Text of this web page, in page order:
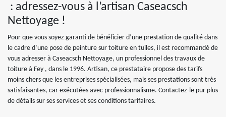
: adressez-vous à l’artisan Caseacsch
Nettoyage !
Pour que vous soyez garanti de bénéficier d’une prestation de qualité dans
le cadre d’une pose de peinture sur toiture en tuiles, il est recommandé de
vous adresser à Caseacsch Nettoyage, un professionnel des travaux de
toiture à Fey , dans le 1996. Artisan, ce prestataire propose des tarifs
moins chers que les entreprises spécialisées, mais ses prestations sont très
satisfaisantes, car exécutées avec professionnalisme. Contactez-le pur plus
de détails sur ses services et ses conditions tarifaires.